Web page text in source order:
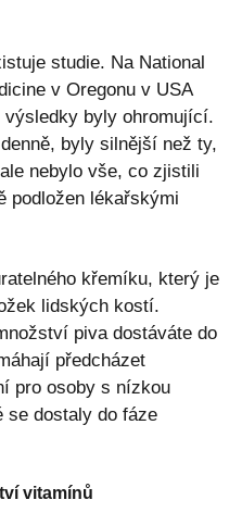
studie. Na National
v Oregonu v USA
byly ohromující.
byly silnější než ty,
nebylo vše, co zjistili
podložen lékařskými
křemíku, který je
lidských kostí.
piva dostáváte do
předcházet
pro osoby s nízkou
se dostaly do fáze
vitamínů